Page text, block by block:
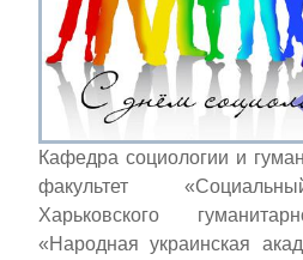
Кафедра социологии и
факультет
Харьковского
«Народная украинская